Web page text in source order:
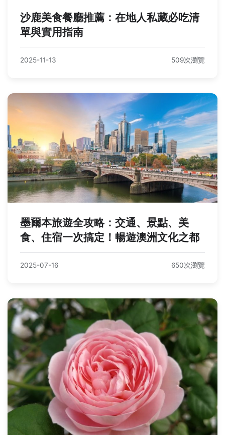
沙鹿美食餐廳推薦：在地人私藏必吃清
單與實用指南
2025-11-13 509次瀏覽
墨爾本旅遊全攻略：交通、景點、美
食、住宿一次搞定！暢遊澳洲文化之都
2025-07-16 650次瀏覽